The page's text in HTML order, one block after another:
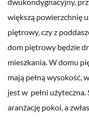
większą powierzchnię
piętrowy, czy z
dom piętrowy będzie
mieszkania. W domu
mają pełną wysokość,
jest w pełni
aranżację pokoi, a